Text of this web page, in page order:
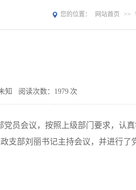
您的位置： 网站首页 >>
知 阅读次数： 1979 次
党员会议，按照上级部门要求，认
支部刘丽书记主持会议，并进行了